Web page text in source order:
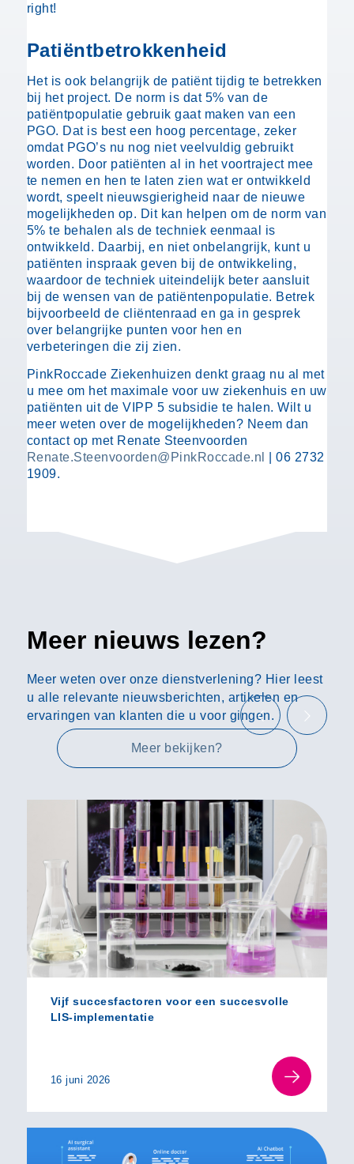
right!
Patiëntbetrokkenheid
Het is ook belangrijk de patiënt tijdig te betrekken
bij het project. De norm is dat 5% van de
patiëntpopulatie gebruik gaat maken van een
PGO. Dat is best een hoog percentage, zeker
omdat PGO’s nu nog niet veelvuldig gebruikt
worden. Door patiënten al in het voortraject mee
te nemen en hen te laten zien wat er ontwikkeld
wordt, speelt nieuwsgierigheid naar de nieuwe
mogelijkheden op. Dit kan helpen om de norm van
5% te behalen als de techniek eenmaal is
ontwikkeld. Daarbij, en niet onbelangrijk, kunt u
patiënten inspraak geven bij de ontwikkeling,
waardoor de techniek uiteindelijk beter aansluit
bij de wensen van de patiëntenpopulatie. Betrek
bijvoorbeeld de cliëntenraad en ga in gesprek
over belangrijke punten voor hen en
verbeteringen die zij zien.
PinkRoccade Ziekenhuizen denkt graag nu al met
u mee om het maximale voor uw ziekenhuis en uw
patiënten uit de VIPP 5 subsidie te halen. Wilt u
meer weten over de mogelijkheden? Neem dan
contact op met Renate Steenvoorden
Renate.Steenvoorden@PinkRoccade.nl
| 06 2732
1909.
Meer nieuws lezen?
Meer weten over onze dienstverlening? Hier leest
u alle relevante nieuwsberichten, artikelen en
ervaringen van klanten die u voor gingen.
Meer bekijken?
Vijf succesfactoren voor een succesvolle
LIS‑implementatie
16 juni 2026